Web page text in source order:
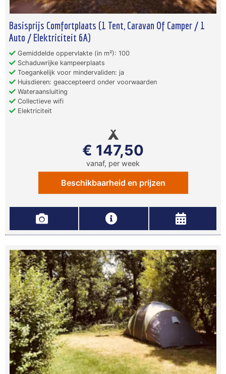
Basisprijs Comfortplaats (1 Tent, Caravan Of Camper / 1
Auto / Elektriciteit 6A)
Gemiddelde oppervlakte (in m²): 100
Schaduwrijke kampeerplaats
Toegankelijk voor mindervaliden: ja
Huisdieren: geaccepteerd onder voorwaarden
Wateraansluiting
Collectieve wifi
Elektriciteit
€ 147,50
vanaf, per week
Beschikbaarheid en prijzen